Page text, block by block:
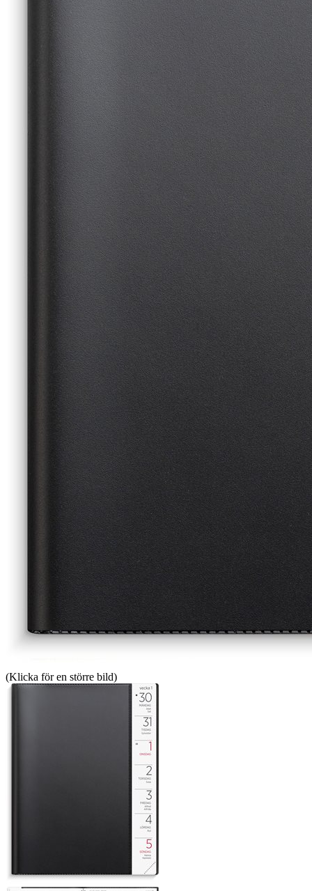
(Klicka för en större bild)